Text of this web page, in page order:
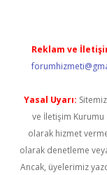
Reklam ve
Yasal Uyarı:
ve İletişim Kurumu
olarak hizmet
olarak denetleme
Ancak, üyelerimiz